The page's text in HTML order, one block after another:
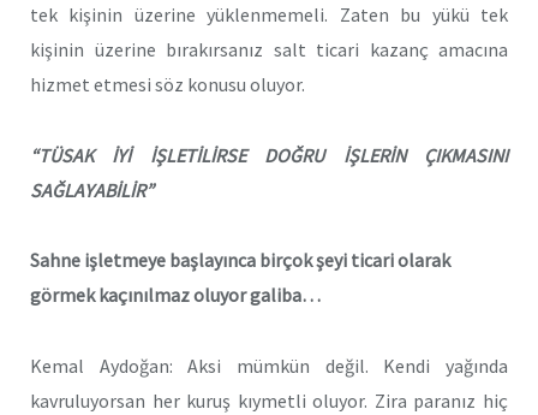
tek kişinin üzerine yüklenmemeli. Zaten bu yükü tek
kişinin üzerine bırakırsanız salt ticari kazanç amacına
hizmet etmesi söz konusu oluyor.
“TÜSAK İYİ İŞLETİLİRSE DOĞRU İŞLERİN ÇIKMASINI
SAĞLAYABİLİR”
Sahne işletmeye başlayınca birçok şeyi ticari olarak
görmek kaçınılmaz oluyor galiba…
Kemal Aydoğan: Aksi mümkün değil. Kendi yağında
kavruluyorsan her kuruş kıymetli oluyor. Zira paranız hiç